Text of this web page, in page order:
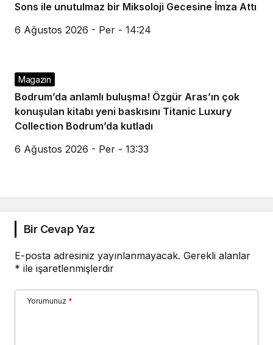
Sons ile unutulmaz bir Miksoloji Gecesine İmza Attı
6 Ağustos 2026 - Per - 14:24
Magazin
Bodrum’da anlamlı buluşma! Özgür Aras’ın çok
konuşulan kitabı yeni baskısını Titanic Luxury
Collection Bodrum’da kutladı
6 Ağustos 2026 - Per - 13:33
Bir Cevap Yaz
E-posta adresiniz yayınlanmayacak. Gerekli alanlar
* ile işaretlenmişlerdir
Yorumunuz *